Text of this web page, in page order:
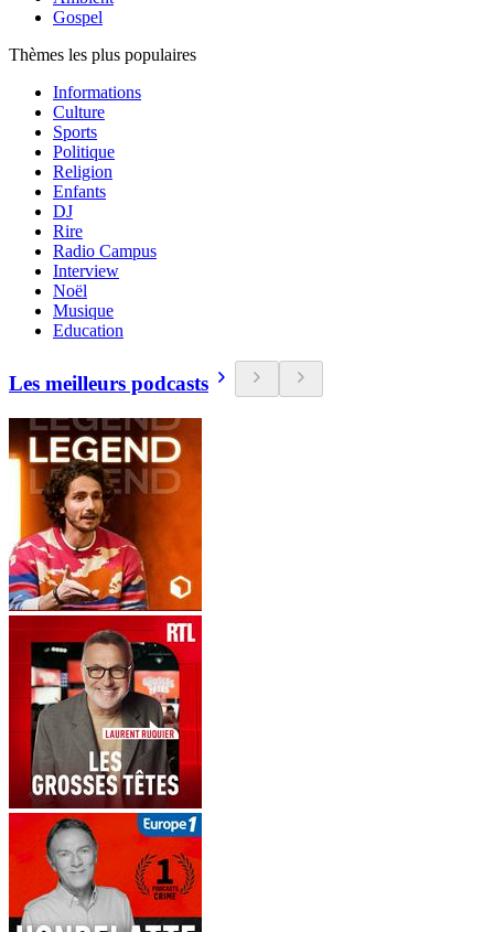
Gospel
Thèmes les plus populaires
Informations
Culture
Sports
Politique
Religion
Enfants
DJ
Rire
Radio Campus
Interview
Noël
Musique
Education
Les meilleurs podcasts